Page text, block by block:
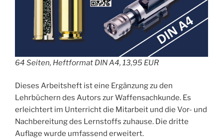
64 Seiten, Heftformat DIN A4, 13,95 EUR
Dieses Arbeitsheft ist eine Ergänzung zu den
Lehrbüchern des Autors zur Waffensachkunde. Es
erleichtert im Unterricht die Mitarbeit und die Vor- und
Nachbereitung des Lernstoffs zuhause. Die dritte
Auflage wurde umfassend erweitert.